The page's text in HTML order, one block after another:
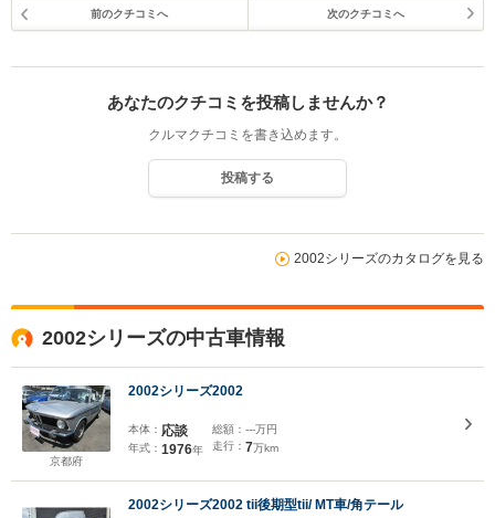
前のクチコミへ 次のクチコミへ
あなたのクチコミを投稿しませんか？
クルマクチコミを書き込めます。
投稿する
2002シリーズのカタログを見る
2002シリーズの中古車情報
京都府
2002シリーズ2002
本体： 応談
年式： 1976年
総額： ---万円
走行： 7万km
2002シリーズ2002 tii後期型tii/ MT車/角テール